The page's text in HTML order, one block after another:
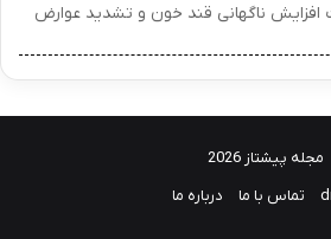
ناگهانی قند خون و تشدید عوارض
مجله پیشتاز 2026
تماس با ما درباره ما